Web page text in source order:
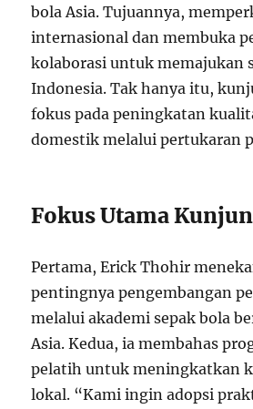
bola Asia. Tujuannya,
internasional dan membuka
kolaborasi untuk memajukan
Indonesia. Tak hanya itu,
fokus pada peningkatan
domestik melalui pertukaran
Fokus Utama
Pertama, Erick Thohir
pentingnya pengembangan
melalui akademi sepak bola
Asia. Kedua, ia membahas
pelatih untuk meningkatkan
lokal. “Kami ingin adopsi